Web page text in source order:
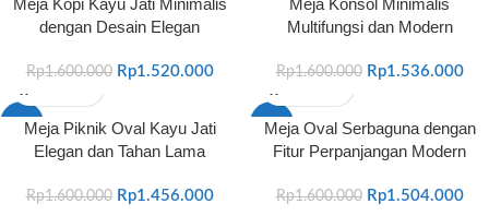
Meja Kopi Kayu Jati Minimalis
dengan Desain Elegan
Rp1.600.000 Rp1.520.000
Meja Konsol Minimalis
Multifungsi dan Modern
Rp1.600.000 Rp1.536.000
-9%Meja Piknik Oval Kayu Jati
Elegan dan Tahan Lama
Rp1.600.000 Rp1.456.000
-6%
Meja Oval Serbaguna dengan
Fitur Perpanjangan Modern
Rp1.600.000 Rp1.504.000